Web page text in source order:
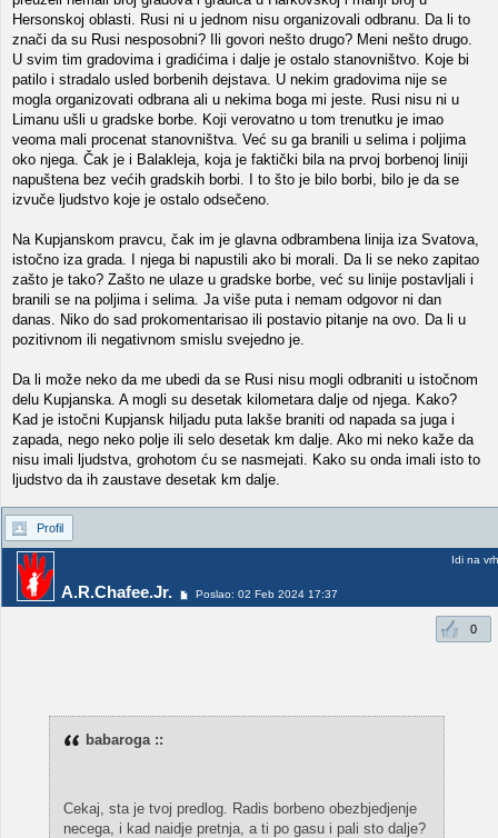
Hersonskoj oblasti. Rusi ni u jednom nisu organizovali odbranu. Da li to
znači da su Rusi nesposobni? Ili govori nešto drugo? Meni nešto drugo.
U svim tim gradovima i gradićima i dalje je ostalo stanovništvo. Koje bi
patilo i stradalo usled borbenih dejstava. U nekim gradovima nije se
mogla organizovati odbrana ali u nekima boga mi jeste. Rusi nisu ni u
Limanu ušli u gradske borbe. Koji verovatno u tom trenutku je imao
veoma mali procenat stanovništva. Već su ga branili u selima i poljima
oko njega. Čak je i Balakleja, koja je faktički bila na prvoj borbenoj liniji
napuštena bez većih gradskih borbi. I to što je bilo borbi, bilo je da se
izvuče ljudstvo koje je ostalo odsečeno.
Na Kupjanskom pravcu, čak im je glavna odbrambena linija iza Svatova,
istočno iza grada. I njega bi napustili ako bi morali. Da li se neko zapitao
zašto je tako? Zašto ne ulaze u gradske borbe, već su linije postavljali i
branili se na poljima i selima. Ja više puta i nemam odgovor ni dan
danas. Niko do sad prokomentarisao ili postavio pitanje na ovo. Da li u
pozitivnom ili negativnom smislu svejedno je.
Da li može neko da me ubedi da se Rusi nisu mogli odbraniti u istočnom
delu Kupjanska. A mogli su desetak kilometara dalje od njega. Kako?
Kad je istočni Kupjansk hiljadu puta lakše braniti od napada sa juga i
zapada, nego neko polje ili selo desetak km dalje. Ako mi neko kaže da
nisu imali ljudstva, grohotom ću se nasmejati. Kako su onda imali isto to
ljudstvo da ih zaustave desetak km dalje.
Profil
A.R.Chafee.Jr. Poslao: 02 Feb 2024 17:37
Idi na vrh
0
babaroga ::
Cekaj, sta je tvoj predlog. Radis borbeno obezbjedjenje
necega, i kad naidje pretnja, a ti po gasu i pali sto dalje?